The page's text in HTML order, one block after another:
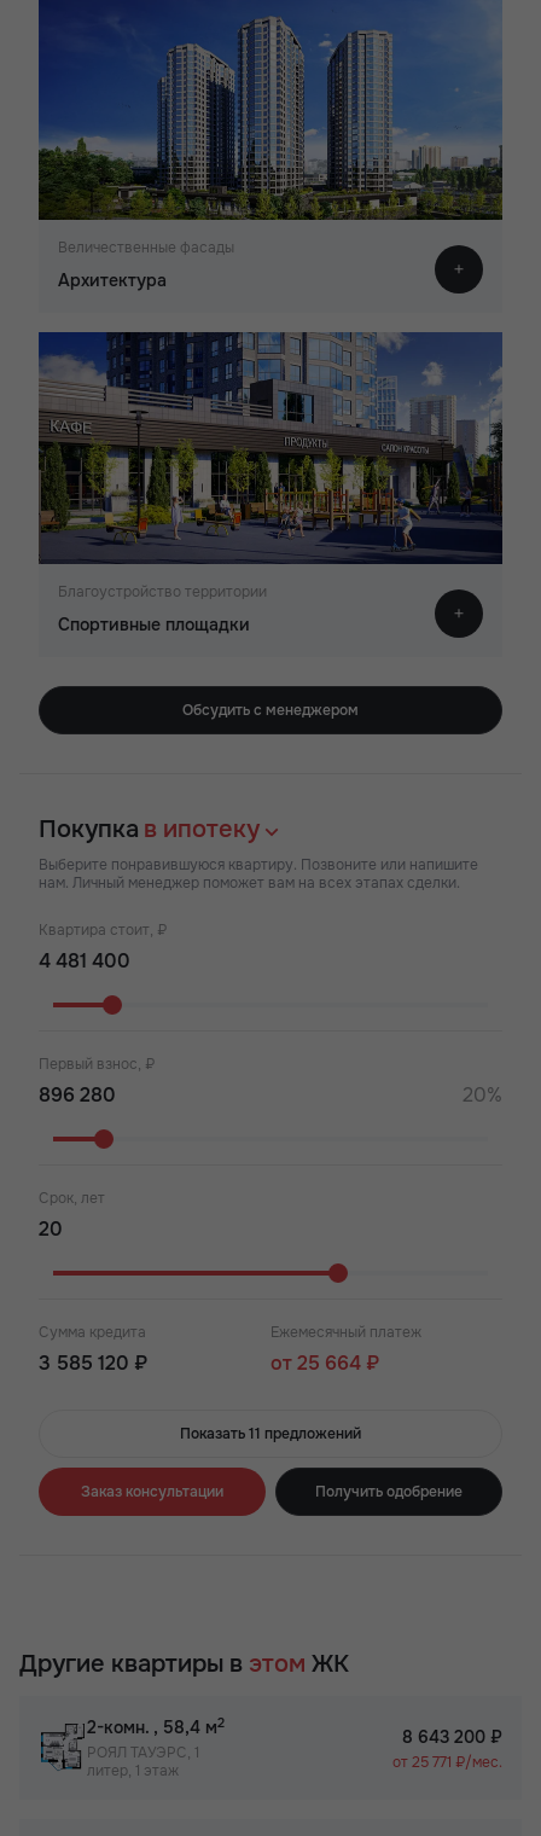
Величественные фасады
Архитектура
Благоустройство территории
Спортивные площадки
Обсудить с менеджером
Покупка в ипотеку
Выберите понравившуюся квартиру. Позвоните или напишите
нам. Личный менеджер поможет вам на всех этапах сделки.
Квартира стоит, ₽
Первый взнос, ₽
20%
Срок, лет
Сумма кредита
3 585 120 ₽
Ежемесячный платеж
от 25 664 ₽
Показать 11 предложений
Заказ консультации Получить одобрение
Другие квартиры в этом ЖК
2-комн. , 58,4 м2
РОЯЛ ТАУЭРС, 1
литер, 1 этаж
8 643 200 ₽
от 25 771 ₽/мес.